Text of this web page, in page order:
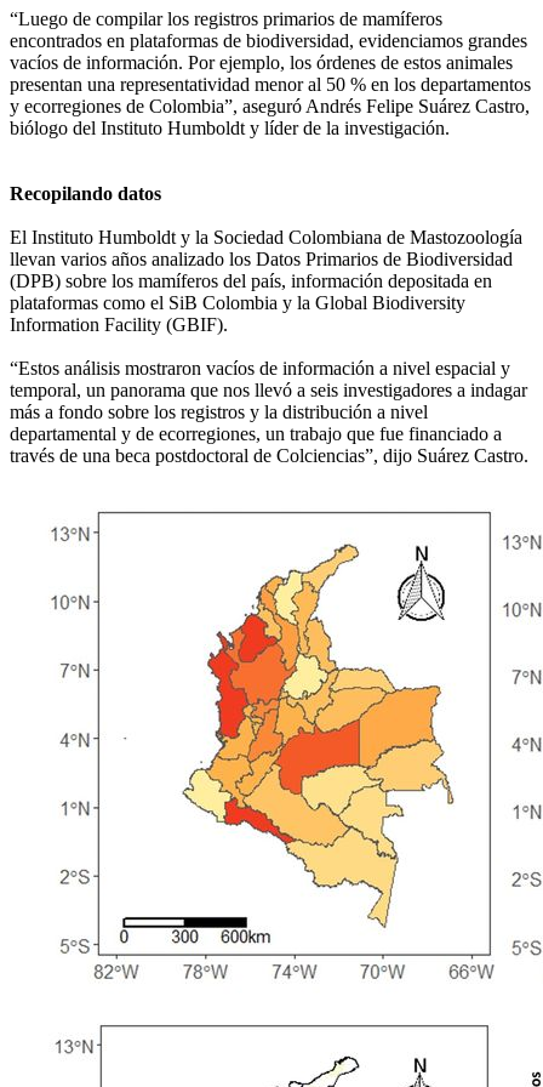
“Luego de compilar los registros primarios de mamíferos
encontrados en plataformas de biodiversidad, evidenciamos grandes
vacíos de información. Por ejemplo, los órdenes de estos animales
presentan una representatividad menor al 50 % en los departamentos
y ecorregiones de Colombia”, aseguró Andrés Felipe Suárez Castro,
biólogo del Instituto Humboldt y líder de la investigación.
Recopilando datos
El Instituto Humboldt y la Sociedad Colombiana de Mastozoología
llevan varios años analizado los Datos Primarios de Biodiversidad
(DPB) sobre los mamíferos del país, información depositada en
plataformas como el SiB Colombia y la Global Biodiversity
Information Facility (GBIF).
“Estos análisis mostraron vacíos de información a nivel espacial y
temporal, un panorama que nos llevó a seis investigadores a indagar
más a fondo sobre los registros y la distribución a nivel
departamental y de ecorregiones, un trabajo que fue financiado a
través de una beca postdoctoral de Colciencias”, dijo Suárez Castro.